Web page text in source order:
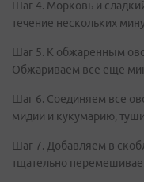
Шаг 4. Морковь и
течение нескольких
Шаг 5. К обжаренным
Обжариваем все еще
Шаг 6. Соединяем все
мидии и кукумарию,
Шаг 7. Добавляем в
тщательно